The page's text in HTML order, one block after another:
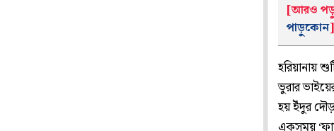
[আরও
পাড়ুকোন]
হরিয়ানায়
ভুরার
হয় ইঁদুর